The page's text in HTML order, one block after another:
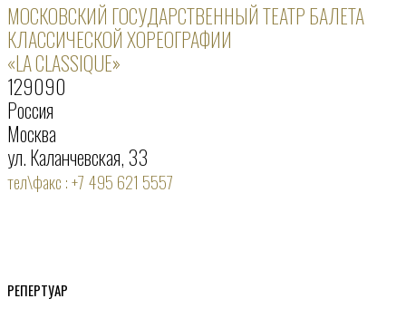
МОСКОВСКИЙ ГОСУДАРСТВЕННЫЙ ТЕАТР БАЛЕТА
КЛАССИЧЕСКОЙ ХОРЕОГРАФИИ
«LA CLASSIQUE»
129090
Россия
Москва
ул. Каланчевская, 33
тел\факс : +7 495 621 5557
РЕПЕРТУАР